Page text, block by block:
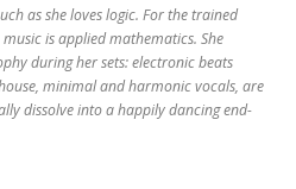
as she loves logic. For the trained
is applied mathematics. She
during her sets: electronic beats
minimal and harmonic vocals, are
dissolve into a happily dancing end-